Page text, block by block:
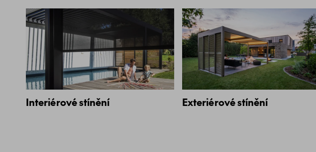
Interiérové stínění Exteriérové stínění